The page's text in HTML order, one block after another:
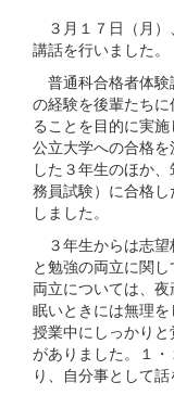
３月１７日（月）
講話を行いました。
普通科合格者体験
の経験を後輩たち
ることを目的に実
公立大学への合格
した３年生のほか
務員試験）に合格
しました。
３年生からは志望
と勉強の両立に関
両立については、夜
眠いときには無理
授業中にしっかり
がありました。１
り、自分事として